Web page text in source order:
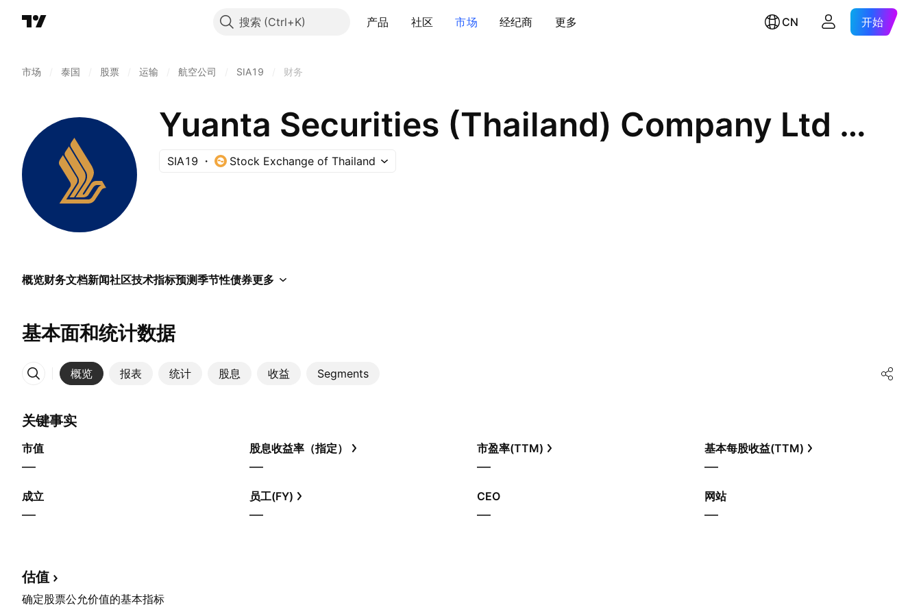
搜索 产品 社区 市场 经纪商 更多 CN 开始
市场 泰国 股票 运输 航空公司 SIA19 财务
Yuanta Securities (Thailand) Company Ltd Units Thailand Depository Receipt Repr 0.01 Sh
SIA19 Stock Exchange of Thailand
概览财务文档新闻社区技术指标预测季节性债券更多
基本面和统计数据
概览 报表 统计 股息 收益 Segments
更多
关键事实
市值
—
股息收益率（指定）
—
市盈率(TTM)
—
基本每股收益(TTM)
—
成立
—
员工(FY)
—
CEO
—
网站
—
估值
确定股票公允价值的基本指标